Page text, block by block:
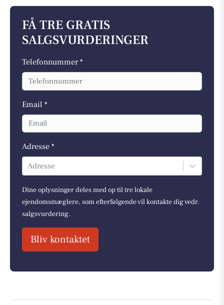
FÅ TRE GRATIS
SALGSVURDERINGER
Telefonnummer *
Email *
Adresse *
Adresse
Dine oplysninger deles med op til tre lokale
ejendomsmæglere, som efterfølgende vil kontakte dig vedr.
salgsvurdering.
Bliv kontaktet